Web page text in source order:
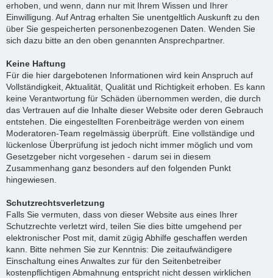
erhoben, und wenn, dann nur mit Ihrem Wissen und Ihrer
Einwilligung. Auf Antrag erhalten Sie unentgeltlich Auskunft zu den
über Sie gespeicherten personenbezogenen Daten. Wenden Sie
sich dazu bitte an den oben genannten Ansprechpartner.
Keine Haftung
Für die hier dargebotenen Informationen wird kein Anspruch auf
Vollständigkeit, Aktualität, Qualität und Richtigkeit erhoben. Es kann
keine Verantwortung für Schäden übernommen werden, die durch
das Vertrauen auf die Inhalte dieser Website oder deren Gebrauch
entstehen. Die eingestellten Forenbeiträge werden von einem
Moderatoren-Team regelmässig überprüft. Eine vollständige und
lückenlose Überprüfung ist jedoch nicht immer möglich und vom
Gesetzgeber nicht vorgesehen - darum sei in diesem
Zusammenhang ganz besonders auf den folgenden Punkt
hingewiesen.
Schutzrechtsverletzung
Falls Sie vermuten, dass von dieser Website aus eines Ihrer
Schutzrechte verletzt wird, teilen Sie dies bitte umgehend per
elektronischer Post mit, damit zügig Abhilfe geschaffen werden
kann. Bitte nehmen Sie zur Kenntnis: Die zeitaufwändigere
Einschaltung eines Anwaltes zur für den Seitenbetreiber
kostenpflichtigen Abmahnung entspricht nicht dessen wirklichen